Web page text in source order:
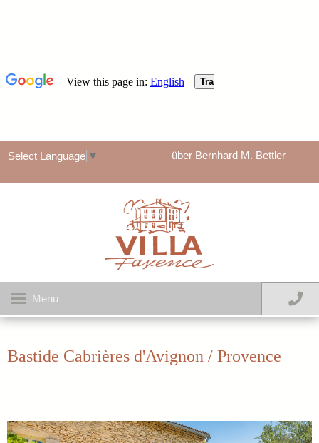
Select Language ▼ über Bernhard M. Bettler
Menu
Bastide Cabrières d'Avignon / Provence